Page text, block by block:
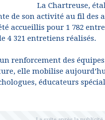
La Chartreuse,
de son activité au fil des
accueillis pour 1 782
4 321 entretiens réalisés.
renforcement des
elle mobilise
éducateurs